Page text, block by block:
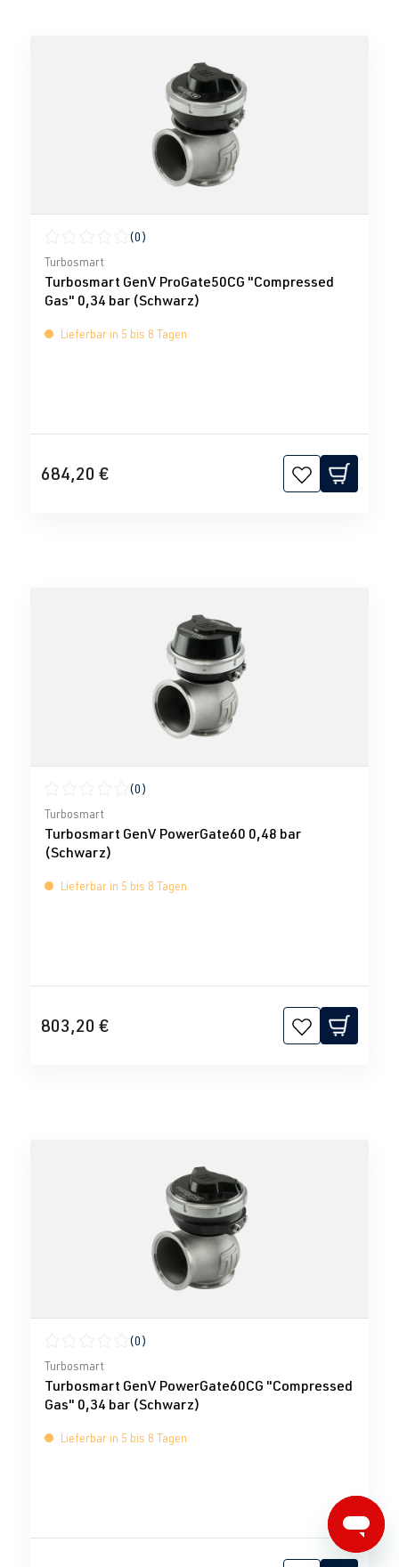
Durchschnittliche Bewertung von 0 von 5 Sternen
(0)
Turbosmart
Turbosmart GenV ProGate50CG "Compressed
Gas" 0,34 bar (Schwarz)
Lieferbar in 5 bis 8 Tagen
684,20 €
Durchschnittliche Bewertung von 0 von 5 Sternen
(0)
Turbosmart
Turbosmart GenV PowerGate60 0,48 bar
(Schwarz)
Lieferbar in 5 bis 8 Tagen
803,20 €
Durchschnittliche Bewertung von 0 von 5 Sternen
(0)
Turbosmart
Turbosmart GenV PowerGate60CG "Compressed
Gas" 0,34 bar (Schwarz)
Lieferbar in 5 bis 8 Tagen